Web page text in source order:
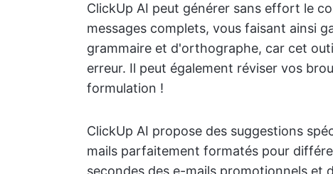
ClickUp AI peut générer sans effort le
messages complets, vous faisant ainsi
grammaire et d'orthographe, car cet
erreur. Il peut également réviser vos
formulation !
ClickUp AI propose des suggestions
mails parfaitement formatés pour